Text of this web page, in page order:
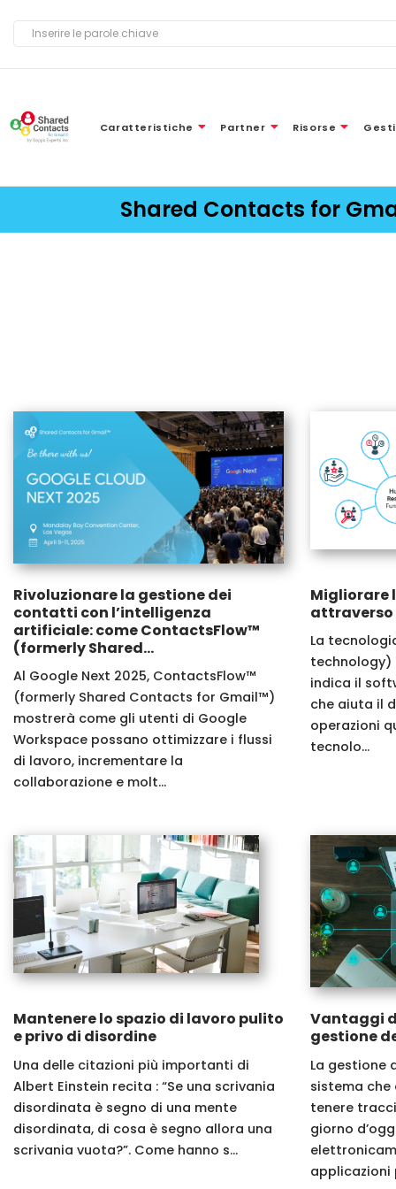
Caratteristiche Partner Risorse
Shared Contacts for
Rivoluzionare la gestione dei
contatti con l’intelligenza
artificiale: come ContactsFlow™
(formerly Shared...
Al Google Next 2025, ContactsFlow™
(formerly Shared Contacts for Gmail™)
mostrerà come gli utenti di Google
Workspace possano ottimizzare i flussi
di lavoro, incrementare la
collaborazione e molt...
attraverso
La
technology)
indica il
che aiuta il
operazioni
tecnolo...
Mantenere lo spazio di lavoro pulito
e privo di disordine
Una delle citazioni più importanti di
Albert Einstein recita : “Se una scrivania
disordinata è segno di una mente
disordinata, di cosa è segno allora una
scrivania vuota?”. Come hanno s...
Vantaggi
gestione
La gestione
sistema
tenere
giorno
applicazioni